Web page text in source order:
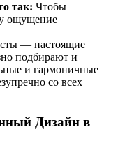
так: Чтобы
ощущение
— настоящие
подбирают и
и гармоничные
со всех
Дизайн в